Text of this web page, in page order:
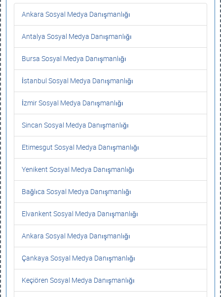
Ankara Sosyal Medya Danışmanlığı
Antalya Sosyal Medya Danışmanlığı
Bursa Sosyal Medya Danışmanlığı
İstanbul Sosyal Medya Danışmanlığı
İzmir Sosyal Medya Danışmanlığı
Sincan Sosyal Medya Danışmanlığı
Etimesgut Sosyal Medya Danışmanlığı
Yenikent Sosyal Medya Danışmanlığı
Bağlıca Sosyal Medya Danışmanlığı
Elvankent Sosyal Medya Danışmanlığı
Ankara Sosyal Medya Danışmanlığı
Çankaya Sosyal Medya Danışmanlığı
Keçiören Sosyal Medya Danışmanlığı